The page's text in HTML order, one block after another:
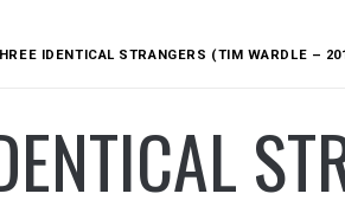
IDENTICAL STRANGERS (TIM WARDLE –